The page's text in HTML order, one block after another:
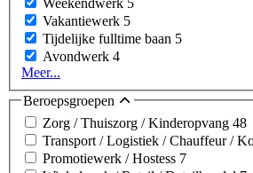
Vakantiewerk 5
Tijdelijke fulltime baan 5
Avondwerk 4
Meer...
Beroepsgroepen
Zorg / Thuiszorg / Kinderopvang 48
Transport / Logistiek / Chauffeur /
Promotiewerk / Hostess 7